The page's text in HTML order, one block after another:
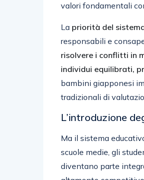
valori fondamentali
La priorità del
responsabili e
risolvere i conflitti in
individui equilibrati,
bambini giapponesi
tradizionali di
L’introduzione
Ma il sistema
scuole medie, gli
diventano parte